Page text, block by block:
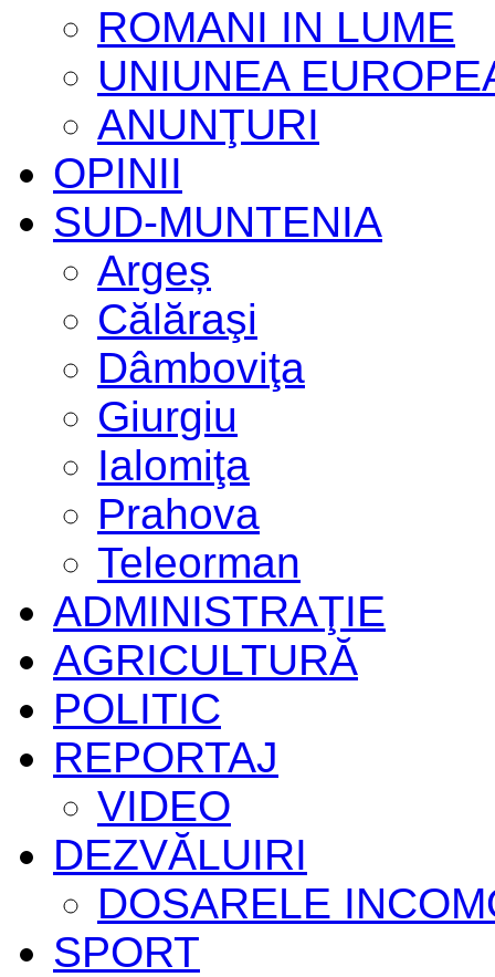
ROMANI IN LUME
UNIUNEA
ANUNŢURI
OPINII
SUD-MUNTENIA
Argeș
Călăraşi
Dâmboviţa
Giurgiu
Ialomiţa
Prahova
Teleorman
ADMINISTRAŢIE
AGRICULTURĂ
POLITIC
REPORTAJ
VIDEO
DEZVĂLUIRI
DOSARELE
SPORT